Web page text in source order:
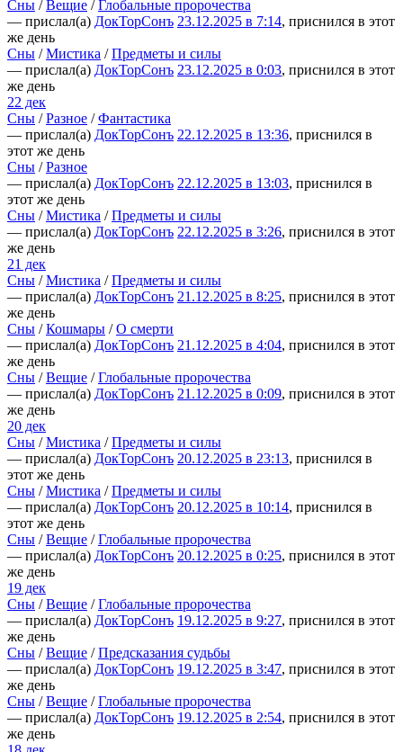
Сны /Вещие /Глобальные пророчества
— прислал(а) ДокТорСонъ 23.12.2025 в 7:14, приснился в этот
же день
Сны /Мистика /Предметы и силы
— прислал(а) ДокТорСонъ 23.12.2025 в 0:03, приснился в этот
же день
22 дек
Сны /Разное /Фантастика
— прислал(а) ДокТорСонъ 22.12.2025 в 13:36, приснился в
этот же день
Сны /Разное
— прислал(а) ДокТорСонъ 22.12.2025 в 13:03, приснился в
этот же день
Сны /Мистика /Предметы и силы
— прислал(а) ДокТорСонъ 22.12.2025 в 3:26, приснился в этот
же день
21 дек
Сны /Мистика /Предметы и силы
— прислал(а) ДокТорСонъ 21.12.2025 в 8:25, приснился в этот
же день
Сны /Кошмары /О смерти
— прислал(а) ДокТорСонъ 21.12.2025 в 4:04, приснился в этот
же день
Сны /Вещие /Глобальные пророчества
— прислал(а) ДокТорСонъ 21.12.2025 в 0:09, приснился в этот
же день
20 дек
Сны /Мистика /Предметы и силы
— прислал(а) ДокТорСонъ 20.12.2025 в 23:13, приснился в
этот же день
Сны /Мистика /Предметы и силы
— прислал(а) ДокТорСонъ 20.12.2025 в 10:14, приснился в
этот же день
Сны /Вещие /Глобальные пророчества
— прислал(а) ДокТорСонъ 20.12.2025 в 0:25, приснился в этот
же день
19 дек
Сны /Вещие /Глобальные пророчества
— прислал(а) ДокТорСонъ 19.12.2025 в 9:27, приснился в этот
же день
Сны /Вещие /Предсказания судьбы
— прислал(а) ДокТорСонъ 19.12.2025 в 3:47, приснился в этот
же день
Сны /Вещие /Глобальные пророчества
— прислал(а) ДокТорСонъ 19.12.2025 в 2:54, приснился в этот
же день